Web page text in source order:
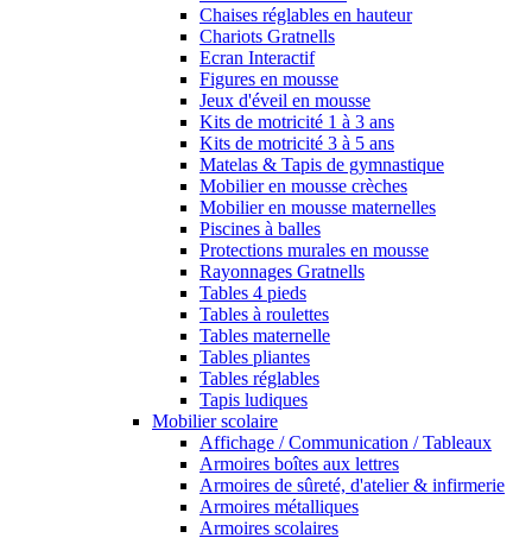
Chaises réglables en hauteur
Chariots Gratnells
Ecran Interactif
Figures en mousse
Jeux d'éveil en mousse
Kits de motricité 1 à 3 ans
Kits de motricité 3 à 5 ans
Matelas & Tapis de gymnastique
Mobilier en mousse crèches
Mobilier en mousse maternelles
Piscines à balles
Protections murales en mousse
Rayonnages Gratnells
Tables 4 pieds
Tables à roulettes
Tables maternelle
Tables pliantes
Tables réglables
Tapis ludiques
Mobilier scolaire
Affichage / Communication / Tableaux
Armoires boîtes aux lettres
Armoires de sûreté, d'atelier & infirmerie
Armoires métalliques
Armoires scolaires